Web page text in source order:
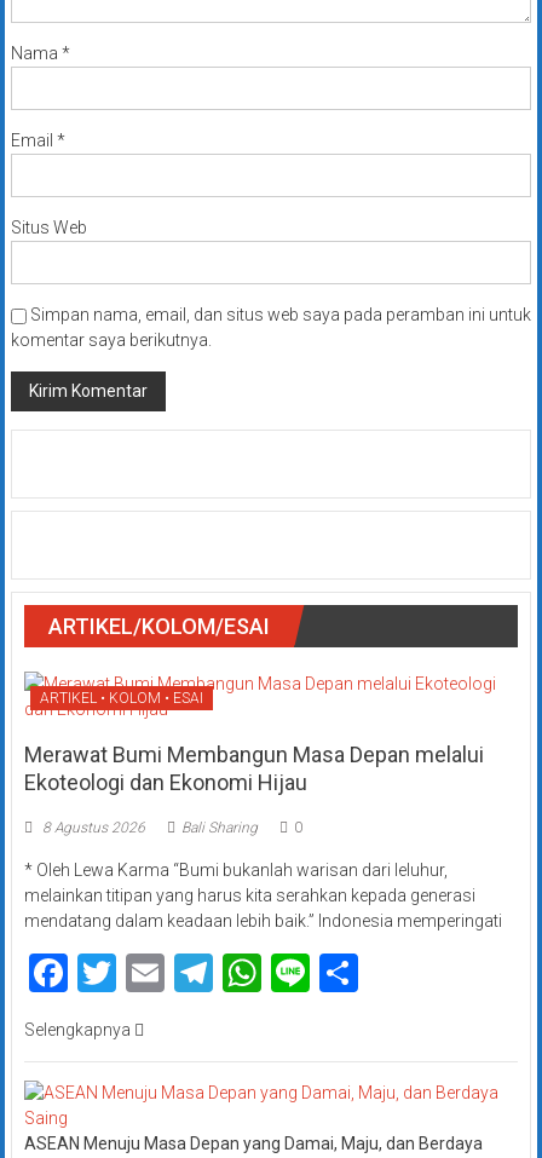
Nama *
Email *
Situs Web
Simpan nama, email, dan situs web saya pada peramban ini untuk
komentar saya berikutnya.
ARTIKEL/KOLOM/ESAI
ARTIKEL • KOLOM • ESAI
Merawat Bumi Membangun Masa Depan melalui
Ekoteologi dan Ekonomi Hijau
8 Agustus 2026 Bali Sharing 0
* Oleh Lewa Karma “Bumi bukanlah warisan dari leluhur,
melainkan titipan yang harus kita serahkan kepada generasi
mendatang dalam keadaan lebih baik.” Indonesia memperingati
Facebook
Twitter
EmailTelegram
WhatsApp
LineShare
Selengkapnya
ASEAN Menuju Masa Depan yang Damai, Maju, dan Berdaya